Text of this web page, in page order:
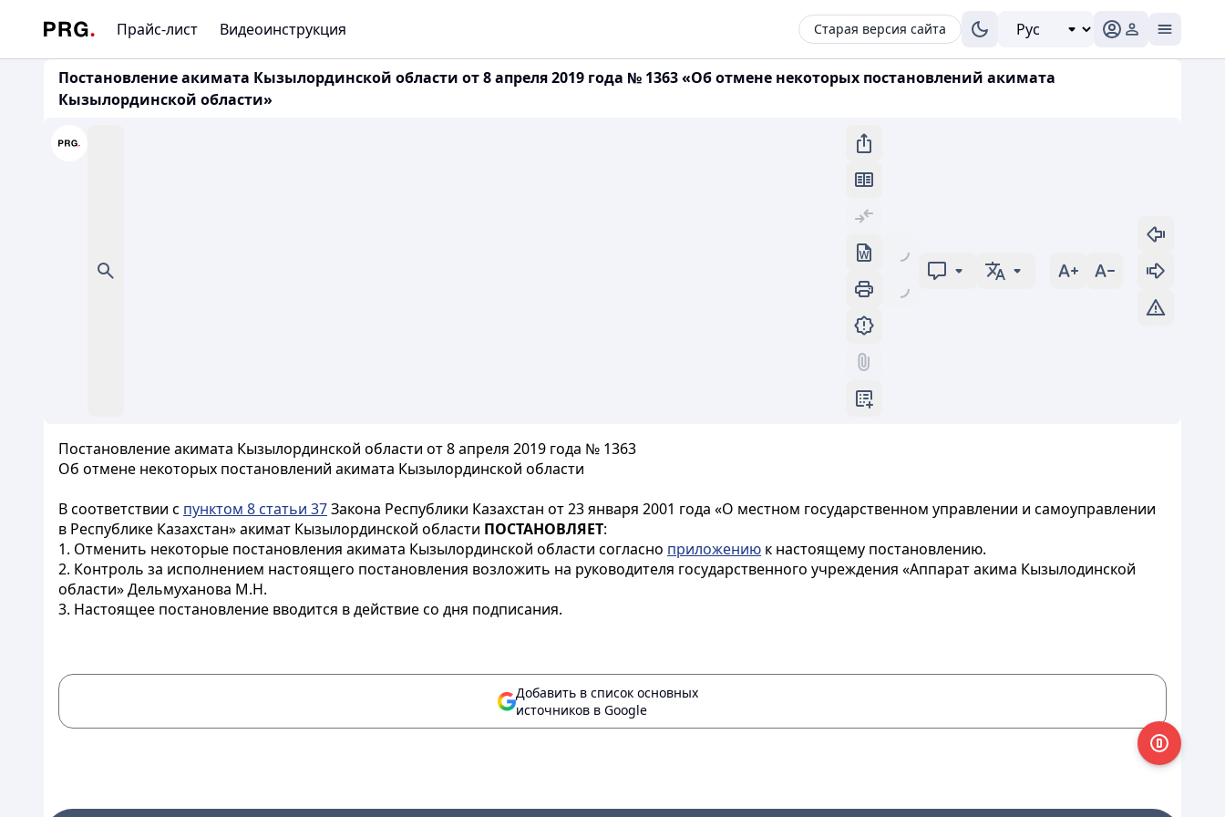
Прайс-лист Видеоинструкция Старая версия сайта
Постановление акимата Кызылординской области от 8 апреля 2019 года № 1363 «Об отмене некоторых постановлений акимата
Кызылординской области»
Постановление акимата Кызылординской области от 8 апреля 2019 года № 1363
Об отмене некоторых постановлений акимата Кызылординской области
В соответствии с пунктом 8 статьи 37Закона Республики Казахстан от 23 января 2001 года «О местном государственном управлении и самоуправлении
в Республике Казахстан» акимат Кызылординской области ПОСТАНОВЛЯЕТ:
1. Отменить некоторые постановления акимата Кызылординской области согласно приложению к настоящему постановлению.
2. Контроль за исполнением настоящего постановления возложить на руководителя государственного учреждения «Аппарат акима Кызылодинской
области» Дельмуханова М.Н.
3. Настоящее постановление вводится в действие со дня подписания.
Добавить в список основных
источников в Google